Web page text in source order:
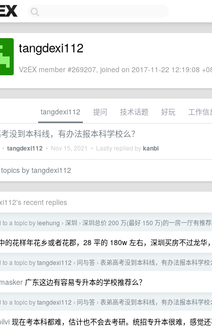
tangdexi112
V2EX member #269207, joined on 2017-11-22 12:19:08
tangdexi112 提问 技术话题 好玩 工作信
没到本科线，有办法报本科学校么？
• tangdexi112 • Nov 15, 2021 • Lastly replied bykanbi
by tangdexi112
recent replies
to a topic by leehung › 深圳 › 深圳总价 200 万(最好 150 万)的一房一厅有推荐
的花样年花乡或者花郡，28 平的 180w 左右，深圳买房不过龙华
to a topic bytangdexi112 › 问与答 › 表弟高考没到本科线，有办法报本科学校
广东这边有容易专升本的学校推荐么？
to a topic bytangdexi112 › 问与答 › 表弟高考没到本科线，有办法报本科学校
现在考本科都难，估计也不会去考研。统招专升本很难，感觉